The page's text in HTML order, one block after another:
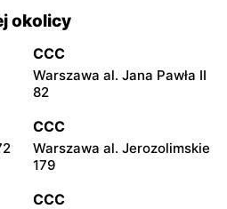
okolicy
CCC
Warszawa al. Jana Pawła II
82
CCC
Warszawa al. Jerozolimskie
179
CCC